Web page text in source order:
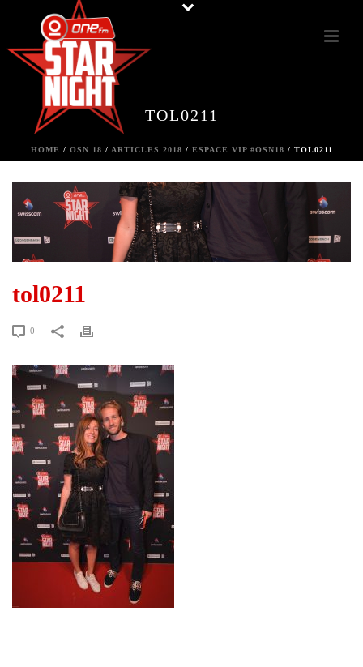
TOL0211
HOME / OSN 18 / ARTICLES 2018 / ESPACE VIP #OSN18 / TOL0211
tol0211
0